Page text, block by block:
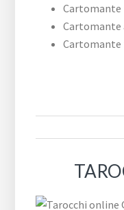
Cartomante
Cartomante
Cartomante